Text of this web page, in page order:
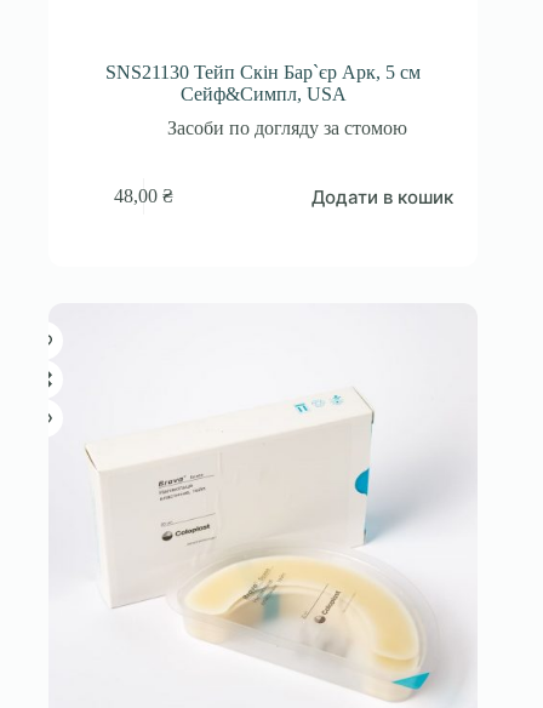
SNS21130 Тейп Скін Бар`єр Арк, 5 см
Сейф&Симпл, USA
Засоби по догляду за стомою
48,00₴ Додати в кошик